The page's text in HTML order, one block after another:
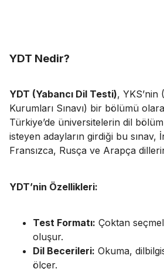
YDT Nedir?
YDT (Yabancı Dil Testi), YKS’nin
Kurumları Sınavı) bir bölümü
Türkiye’de üniversitelerin dil
isteyen adayların girdiği bu sınav,
Fransızca, Rusça ve Arapça
YDT’nin Özellikleri:
Test Formatı: Çoktan
oluşur.
Dil Becerileri: Okuma,
ölçer.